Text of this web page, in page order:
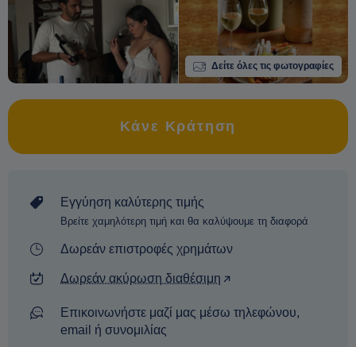
Δείτε όλες τις φωτογραφίες
Κάνε Κράτηση
Εγγύηση καλύτερης τιμής
Βρείτε χαμηλότερη τιμή και θα καλύψουμε τη διαφορά
Δωρεάν επιστροφές χρημάτων
Δωρεάν ακύρωση διαθέσιμη
Επικοινωνήστε μαζί μας μέσω τηλεφώνου,
email ή συνομιλίας